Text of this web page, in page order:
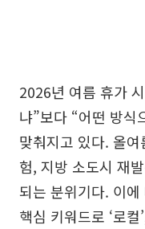
2026년 여름 휴가
냐”보다 “어떤 방식
맞춰지고 있다. 올
험, 지방 소도시 재
되는 분위기다. 이
핵심 키워드로 ‘로컬